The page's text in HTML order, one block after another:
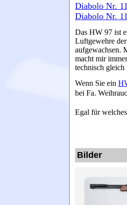
Diabolo Nr.
Diabolo Nr.
Das HW 97 ist
Luftgewehre
aufgewachsen.
macht mir
technisch
Wenn Sie ein
bei Fa.
Egal für
Bilder